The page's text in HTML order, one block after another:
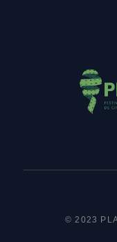
© 2023